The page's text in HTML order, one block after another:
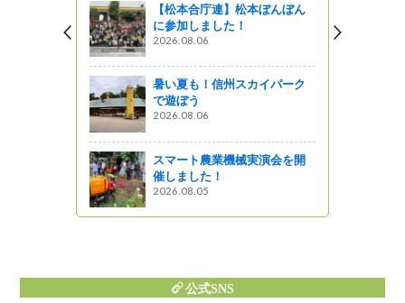
【松本合庁連】松本ぼんぼん
に参加しました！
2026.08.06
暑い夏も！信州スカイパーク
で遊ぼう
2026.08.06
スマート農業機械実演会を開
催しました！
2026.08.05
公式SNS